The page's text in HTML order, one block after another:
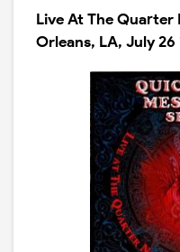
Live At The Quarter
Orleans, LA, July 26